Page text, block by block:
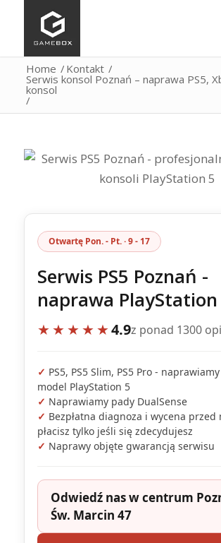
Home / Kontakt /
Serwis konsol Poznań – naprawa PS5,
konsol
/
Otwartę Pon. - Pt. · 9 - 17
Serwis PS5 Poznań -
naprawa PlayStation
★★★★★4.9z ponad 1300
✓ PS5, PS5 Slim, PS5 Pro -
model PlayStation 5
✓ Naprawiamy pady DualSense
✓ Bezpłatna diagnoza i wycena przed
płacisz tylko jeśli się zdecydujesz
✓ Naprawy objęte gwarancją serwisu
Odwiedź nas w centrum
Św. Marcin 47